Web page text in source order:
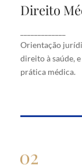
Direito
Orientação
direito à saúde,
prática médica.
erro